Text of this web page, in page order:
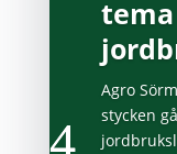
Agro
stycken